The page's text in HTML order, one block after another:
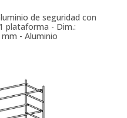
de seguridad con
plataforma - Dim.:
- Aluminio